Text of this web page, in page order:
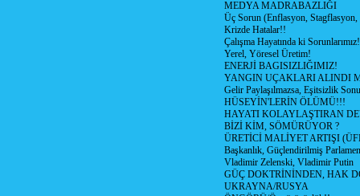
MEDYA MADRABAZLIĞI
Üç Sorun (Enflasyon, Stagflasyon,
Krizde Hatalar!!
Çalışma Hayatında ki
Yerel, Yöresel Üretim!
ENERJİ BAGISIZLIĞIMIZ!
YANGIN UÇAKLARI ALINDI
Gelir Paylaşılmazsa, Eşitsizlik
HÜSEYİN'LERİN ÖLÜMÜ!!!
HAYATI KOLAYLAŞTIRAN
BİZİ KİM, SÖMÜRÜYOR ?
ÜRETİCİ MALİYET ARTIŞI
Başkanlık, Güçlendirilmiş
Vladimir Zelenski, Vladimir Putin
GÜÇ DOKTRİNİNDEN, HAK
UKRAYNA/RUSYA